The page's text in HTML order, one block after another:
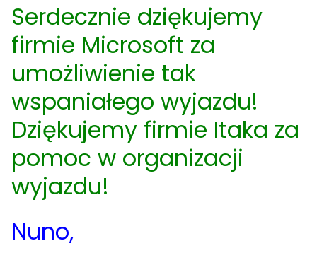
Serdecznie dziękujemy
firmie Microsoft za
umożliwienie tak
wspaniałego wyjazdu!
Dziękujemy firmie Itaka za
pomoc w organizacji
wyjazdu!
Nuno,